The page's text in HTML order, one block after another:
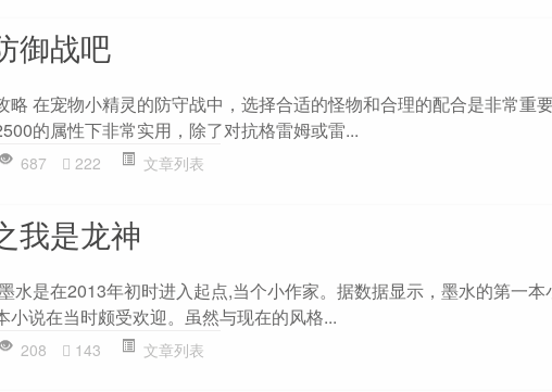
御战吧
略 在宠物小精灵的防守战中，选择合适的怪物和合理的配合是非常重要
的属性下非常实用，除了对抗格雷姆或雷...
687 222 文章列表
我是龙神
水是在2013年初时进入起点,当个小作家。据数据显示，墨水的第一本
小说在当时颇受欢迎。虽然与现在的风格...
208 143 文章列表